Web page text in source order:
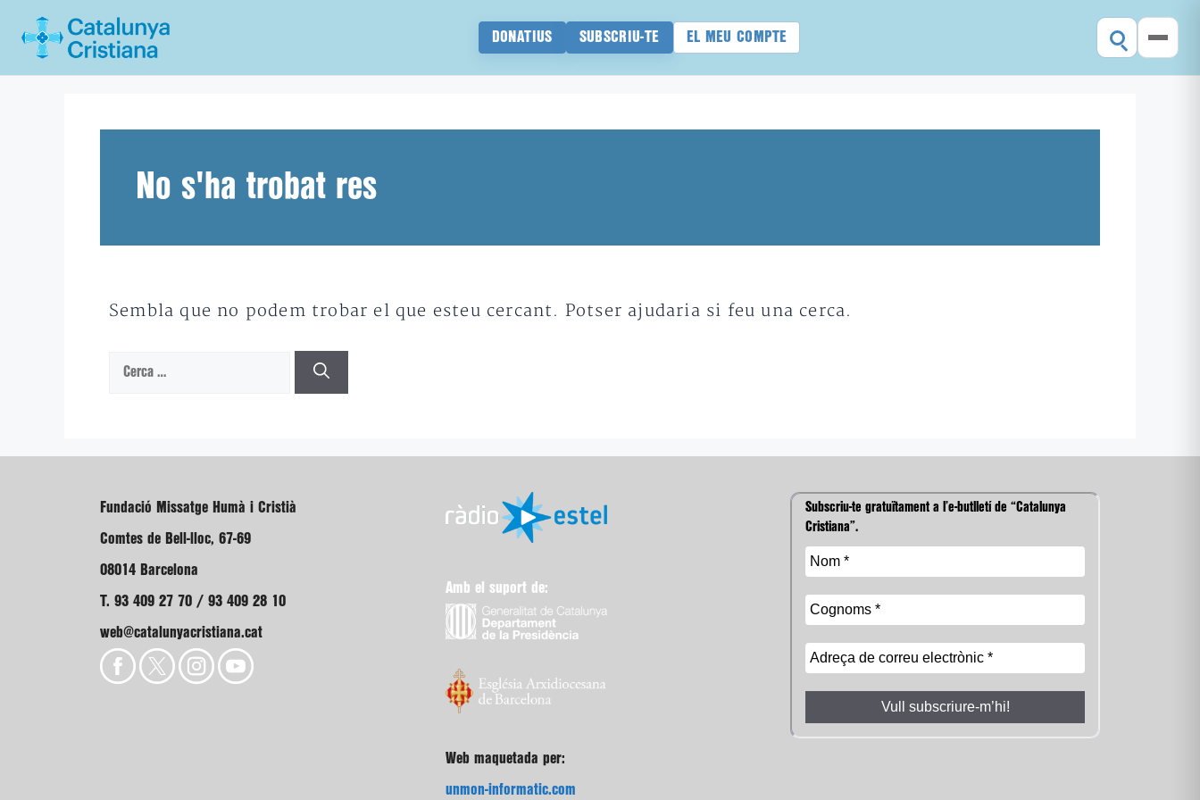
DONATIUS SUBSCRIU-TE EL MEU COMPTE
No s'ha trobat res
Sembla que no podem trobar el que esteu cercant. Potser ajudaria si feu una cerca.
Cerca:
Fundació Missatge Humà i Cristià
Comtes de Bell-lloc, 67-69
08014 Barcelona
T. 93 409 27 70 / 93 409 28 10
web@catalunyacristiana.cat
Amb el suport de:
Web maquetada per:
unmon-informatic.com
Subscriu-te gratuïtament a l’e-butlletí de “Catalunya
Cristiana”.